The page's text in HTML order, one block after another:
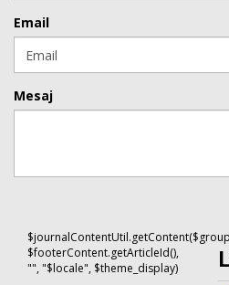
Email
Mesaj
$footerContent.getArticleId(),
"", "$locale", $theme_display)